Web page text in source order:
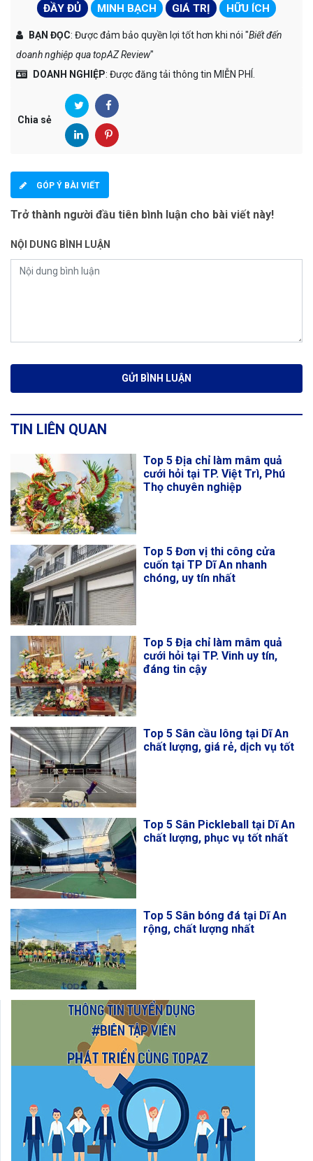
ĐẦY ĐỦ MINH BẠCH GIÁ TRỊ HỮU ÍCH
BẠN ĐỌC: Được đảm bảo quyền lợi tốt hơn khi nói "Biết đến
doanh nghiệp qua topAZ Review"
DOANH NGHIỆP: Được đăng tải thông tin MIỄN PHÍ.
Chia sẻ
GÓP Ý BÀI VIẾT
Trở thành người đầu tiên bình luận cho bài viết này!
NỘI DUNG BÌNH LUẬN
TIN LIÊN QUAN
Top 5 Địa chỉ làm mâm quả
cưới hỏi tại TP. Việt Trì, Phú
Thọ chuyên nghiệp
Top 5 Đơn vị thi công cửa
cuốn tại TP Dĩ An nhanh
chóng, uy tín nhất
Top 5 Địa chỉ làm mâm quả
cưới hỏi tại TP. Vinh uy tín,
đáng tin cậy
Top 5 Sân cầu lông tại Dĩ An
chất lượng, giá rẻ, dịch vụ tốt
Top 5 Sân Pickleball tại Dĩ An
chất lượng, phục vụ tốt nhất
Top 5 Sân bóng đá tại Dĩ An
rộng, chất lượng nhất